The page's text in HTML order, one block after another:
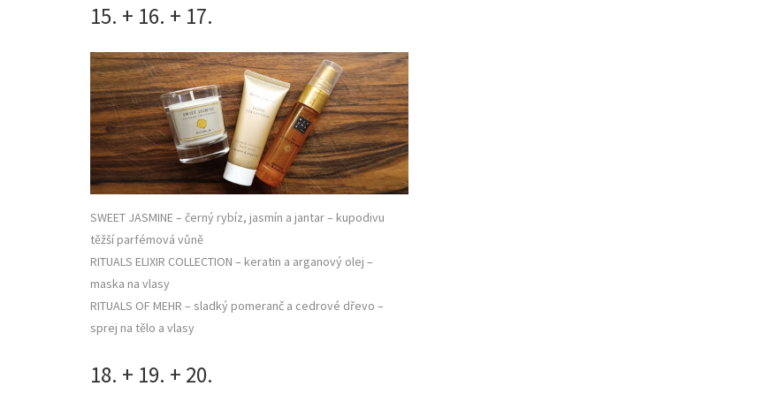
15. + 16. + 17.
SWEET JASMINE – černý rybíz, jasmín a jantar – kupodivu
těžší parfémová vůně
RITUALS ELIXIR COLLECTION – keratin a arganový olej –
maska na vlasy
RITUALS OF MEHR – sladký pomeranč a cedrové dřevo –
sprej na tělo a vlasy
18. + 19. + 20.